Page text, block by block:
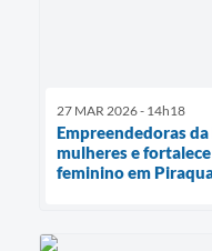
27 MAR 2026 - 14h18
Empreendedoras
mulheres e
feminino em